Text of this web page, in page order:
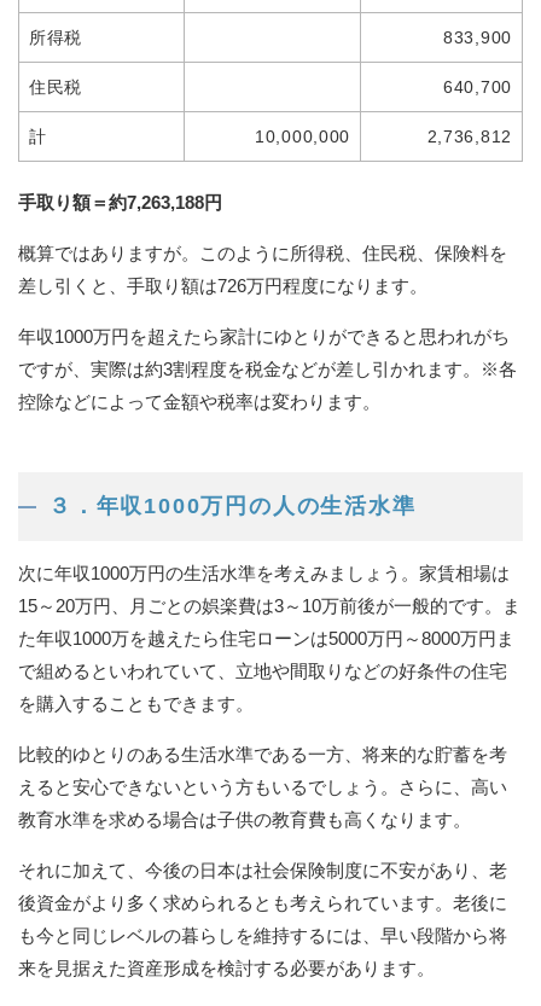
所得税 833,900
住民税 640,700
計 10,000,000 2,736,812
手取り額＝約7,263,188円
概算ではありますが。このように所得税、住民税、保険料を
差し引くと、手取り額は726万円程度になります。
年収1000万円を超えたら家計にゆとりができると思われがち
ですが、実際は約3割程度を税金などが差し引かれます。※各
控除などによって金額や税率は変わります。
３．年収1000万円の人の生活水準
次に年収1000万円の生活水準を考えみましょう。家賃相場は
15～20万円、月ごとの娯楽費は3～10万前後が一般的です。ま
た年収1000万を越えたら住宅ローンは5000万円～8000万円ま
で組めるといわれていて、立地や間取りなどの好条件の住宅
を購入することもできます。
比較的ゆとりのある生活水準である一方、将来的な貯蓄を考
えると安心できないという方もいるでしょう。さらに、高い
教育水準を求める場合は子供の教育費も高くなります。
それに加えて、今後の日本は社会保険制度に不安があり、老
後資金がより多く求められるとも考えられています。老後に
も今と同じレベルの暮らしを維持するには、早い段階から将
来を見据えた資産形成を検討する必要があります。